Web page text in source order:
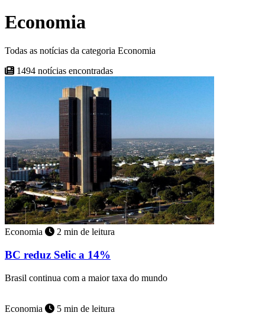
Economia
Todas as notícias da categoria Economia
1494 notícias encontradas
Economia 2 min de leitura
BC reduz Selic a 14%
Brasil continua com a maior taxa do mundo
Economia 5 min de leitura